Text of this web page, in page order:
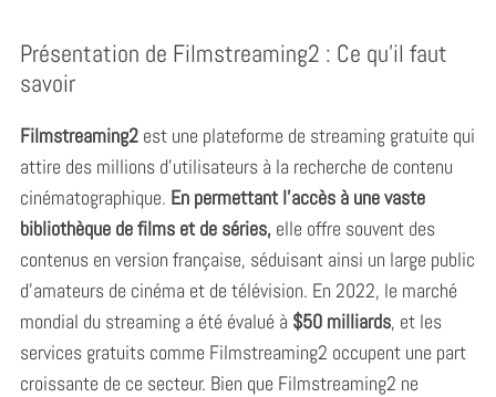
Présentation de Filmstreaming2 : Ce qu’il faut
savoir
Filmstreaming2est une plateforme de streaming gratuite qui
attire des millions d’utilisateurs à la recherche de contenu
cinématographique. En permettant l’accès à une vaste
bibliothèque de films et de séries,elle offre souvent des
contenus en version française, séduisant ainsi un large public
d’amateurs de cinéma et de télévision. En 2022, le marché
mondial du streaming a été évalué à $50 milliards, et les
services gratuits comme Filmstreaming2 occupent une part
croissante de ce secteur. Bien que Filmstreaming2 ne